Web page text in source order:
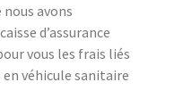
avons
d’assurance
vous les frais liés
véhicule sanitaire